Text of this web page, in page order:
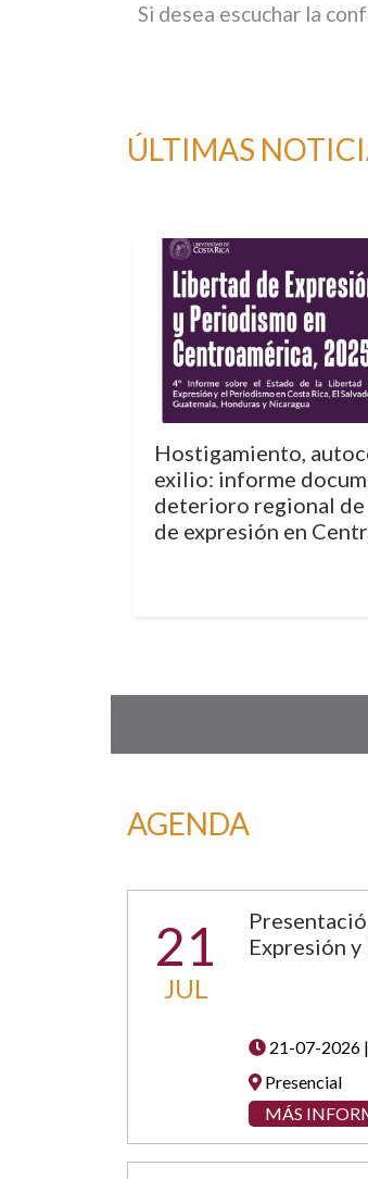
Si desea escuchar la
ÚLTIMAS
Hostigamiento,
exilio: informe
deterioro regional
de expresión en
AGENDA
21
JUL
Expresión
21-07-2026
Presencial
MÁS